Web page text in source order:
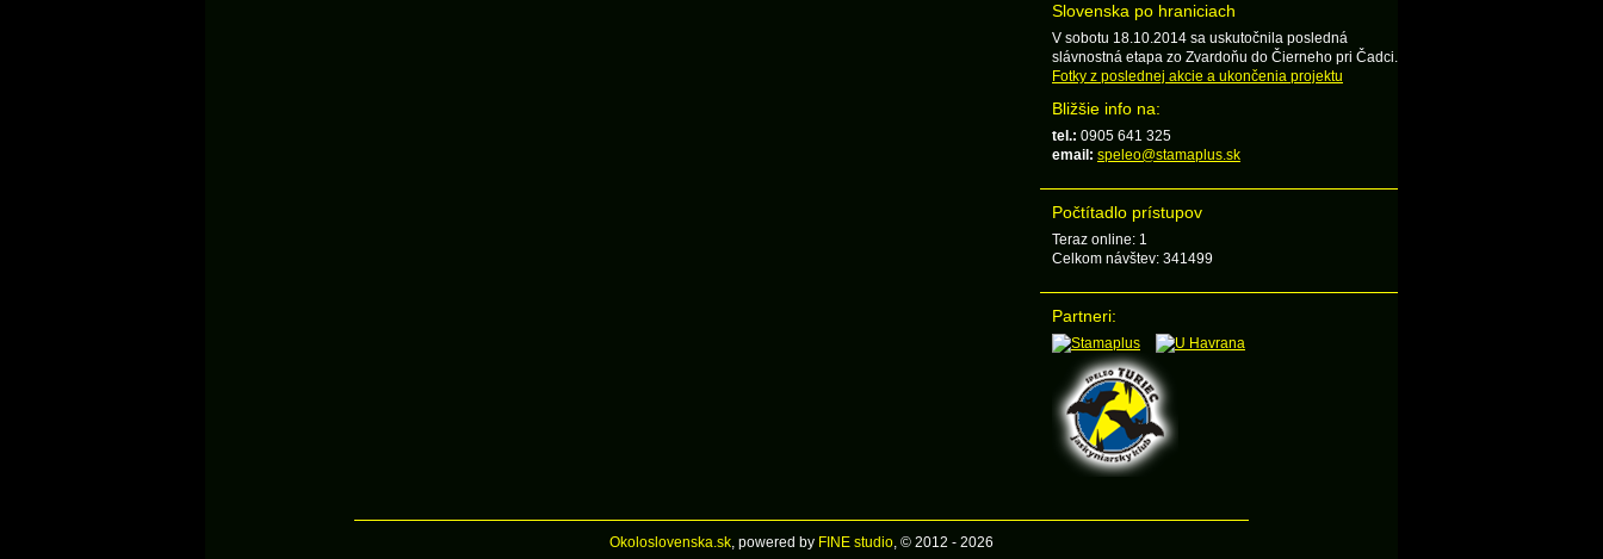
Slovenska po hraniciach
V sobotu 18.10.2014 sa uskutočnila posledná
slávnostná etapa zo Zvardoňu do Čierneho pri Čadci.
Fotky z poslednej akcie a ukončenia projektu
Bližšie info na:
tel.: 0905 641 325
email: speleo@stamaplus.sk
Počtítadlo prístupov
Teraz online: 1
Celkom návštev: 341499
Partneri:
Okoloslovenska.sk, powered by FINE studio, © 2012 - 2026